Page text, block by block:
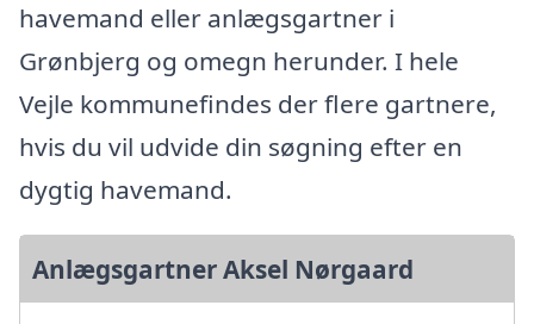
havemand eller anlægsgartner i
Grønbjerg og omegn herunder. I hele
Vejle kommunefindes der flere gartnere,
hvis du vil udvide din søgning efter en
dygtig havemand.
Anlægsgartner Aksel Nørgaard